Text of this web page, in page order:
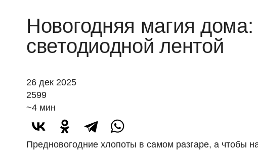
Новогодняя магия
светодиодной лентой
26 дек 2025
2599
~4 мин
Предновогодние хлопоты в самом разгаре, а чтобы